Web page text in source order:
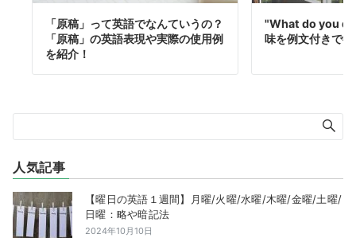
「原稿」って英語でなんていうの？
「原稿」の英語表現や実際の使用例
を紹介！
"What do you
味を例文付きで
人気記事
【曜日の英語１週間】月曜/火曜/水曜/木曜/金曜/土曜/
日曜：略や暗記法
2024年10月10日